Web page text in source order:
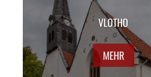
VLOTHO
MEHR